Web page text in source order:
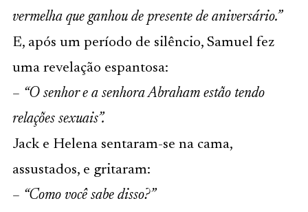
vermelha que ganhou de presente de aniversário.”
E, após um período de silêncio, Samuel fez
uma revelação espantosa:
– “O senhor e a senhora Abraham estão tendo
relações sexuais”.
Jack e Helena sentaram-se na cama,
assustados, e gritaram:
– “Como você sabe disso?”